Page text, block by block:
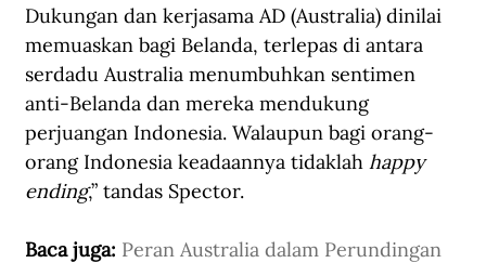
Dukungan dan kerjasama AD (Australia) dinilai
memuaskan bagi Belanda, terlepas di antara
serdadu Australia menumbuhkan sentimen
anti-Belanda dan mereka mendukung
perjuangan Indonesia. Walaupun bagi orang-
orang Indonesia keadaannya tidaklah happy
ending,” tandas Spector.
Baca juga: Peran Australia dalam Perundingan